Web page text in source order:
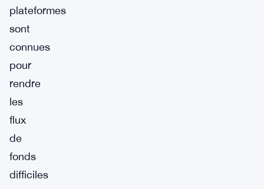
plateformes
sont
connues
pour
rendre
les
flux
de
fonds
difficiles